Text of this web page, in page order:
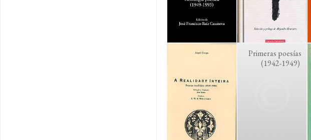
Primeras poesías
(1942-1949)